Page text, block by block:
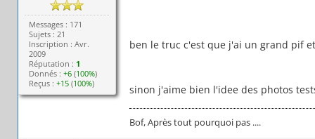
Messages : 171
Sujets : 21
Inscription : Avr.
2009
Réputation : 1
Donnés :+6 (100%)
Reçus :+15 (100%)
ben le truc c'est que j'ai un grand pif
sinon j'aime bien l'idee des photos
Bof, Après tout pourquoi pas ....